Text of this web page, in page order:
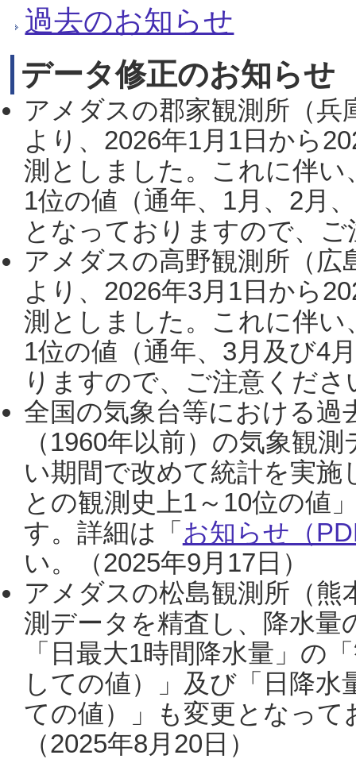
過去のお知らせ
データ修正のお知らせ
アメダスの郡家観測所（
より、2026年1月1日から
測としました。これに伴い
1位の値（通年、1月、2月
となっておりますので、
アメダスの高野観測所（
より、2026年3月1日から
測としました。これに伴い
1位の値（通年、3月及び4
りますので、ご注意くだ
全国の気象台等における過
（1960年以前）の気象観
い期間で改めて統計を実
との観測史上1～10位の値
す。詳細は「 お知らせ（
い。（2025年9月17日）
アメダスの松島観測所（熊
測データを精査し、降水
「日最大1時間降水量」の
しての値）」及び「日降
ての値）」も変更となっ
（2025年8月20日）